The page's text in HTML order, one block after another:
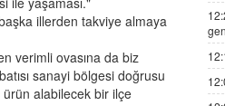
illerden takviye almaya
verimli ovasına da biz
sanayi bölgesi doğrusu
ürün alabilecek bir ilçe